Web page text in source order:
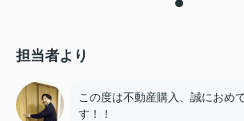
担当者より
この度は不動産購入、誠におめ
す！！